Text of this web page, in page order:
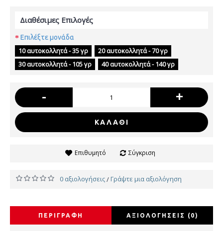
Διαθέσιμες Επιλογές
Επιλέξτε μονάδα
10 αυτοκολλητά - 35 γρ
20 αυτοκολλητά - 70 γρ
30 αυτοκολλητά - 105 γρ
40 αυτοκολλητά - 140 γρ
- +
ΚΑΛΆΘΙ
Επιθυμητό Σύγκριση
0 αξιολογήσεις/Γράψτε μια αξιολόγηση
ΠΕΡΙΓΡΑΦΉ ΑΞΙΟΛΟΓΉΣΕΙΣ (0)